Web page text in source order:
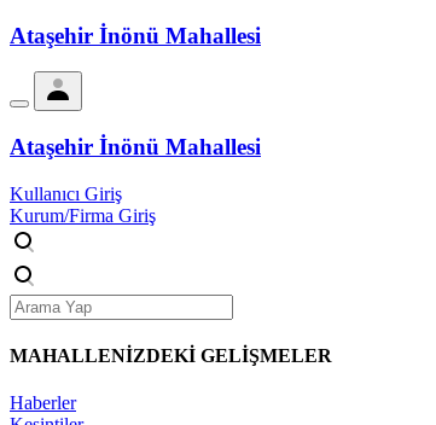
Ataşehir İnönü Mahallesi
Ataşehir İnönü Mahallesi
Kullanıcı Giriş
Kurum/Firma Giriş
MAHALLENİZDEKİ GELİŞMELER
Haberler